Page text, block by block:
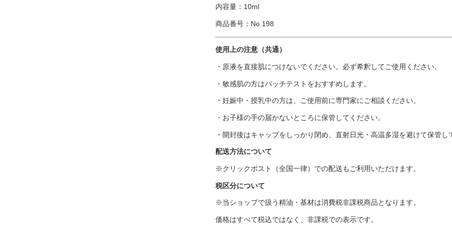
内容量：10ml
商品番号：No.198
使用上の注意（共通）
・原液を直接肌につけないでください。必ず希釈してご使用ください。
・敏感肌の方はパッチテストをおすすめします。
・妊娠中・授乳中の方は、ご使用前に専門家にご相談ください。
・お子様の手の届かないところに保管してください。
・開封後はキャップをしっかり閉め、直射日光・高温多湿を避けて保管し
配送方法について
※クリックポスト（全国一律）での配送もご利用いただけます。
税区分について
※当ショップで扱う精油・基材は消費税非課税商品となります。
価格はすべて税込ではなく、非課税での表示です。